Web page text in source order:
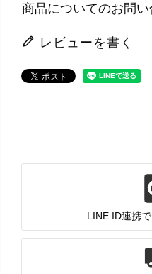
商品についてのお問
レビューを書く
LINE ID連携